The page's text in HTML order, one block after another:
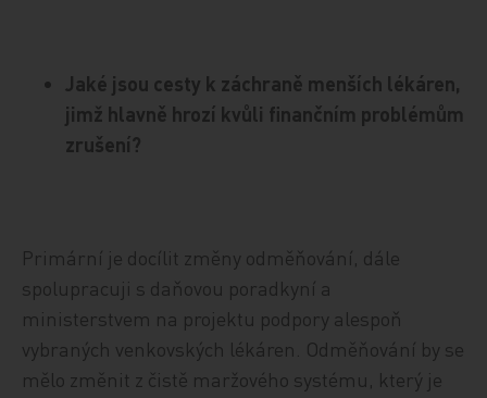
Jaké jsou cesty k záchraně menších lékáren,
jimž hlavně hrozí kvůli finančním problémům
zrušení?
Primární je docílit změny odměňování, dále
spolupracuji s daňovou poradkyní a
ministerstvem na projektu podpory alespoň
vybraných venkovských lékáren. Odměňování by se
mělo změnit z čistě maržového systému, který je